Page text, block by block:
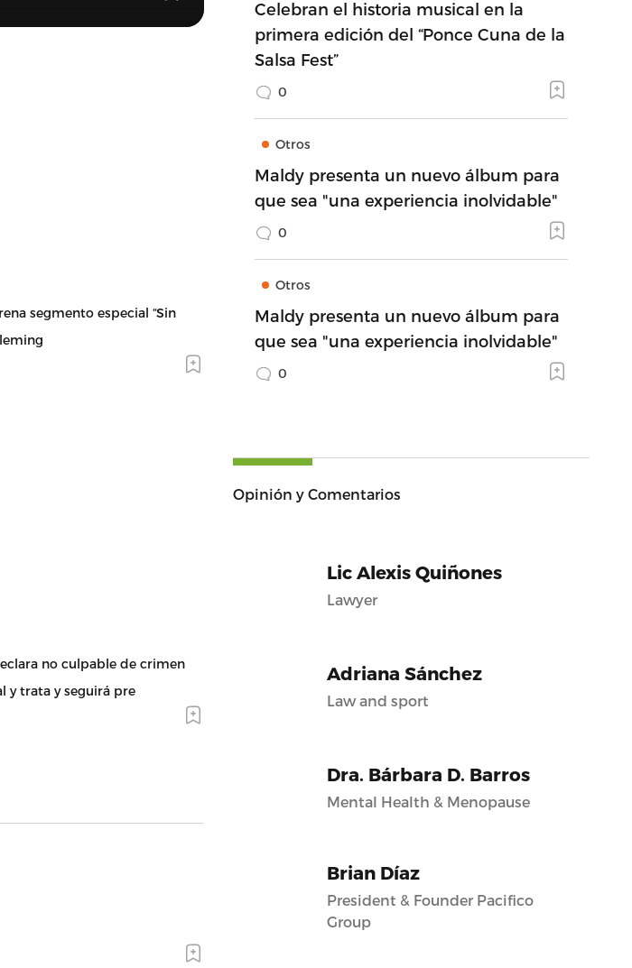
segmento especial “Sin
no culpable de crimen
y trata y seguirá pre
Celebran el historia musical en la
primera edición del “Ponce Cuna de la
Salsa Fest”
0
Otros
Maldy presenta un nuevo álbum para
que sea "una experiencia inolvidable"
0
Otros
Maldy presenta un nuevo álbum para
que sea "una experiencia inolvidable"
0
Opinión y Comentarios
Lic Alexis Quiñones
Lawyer
Adriana Sánchez
Law and sport
Dra. Bárbara D. Barros
Mental Health & Menopause
Brian Díaz
President & Founder Pacifico
Group